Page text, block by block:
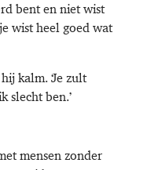
bent en niet wist
wist heel goed wat
kalm. ‘Je zult
slecht ben.’
mensen zonder